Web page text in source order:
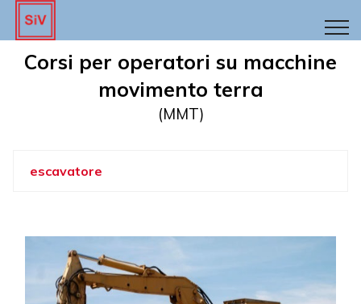
Corsi per operatori su macchine
movimento terra
(MMT)
escavatore